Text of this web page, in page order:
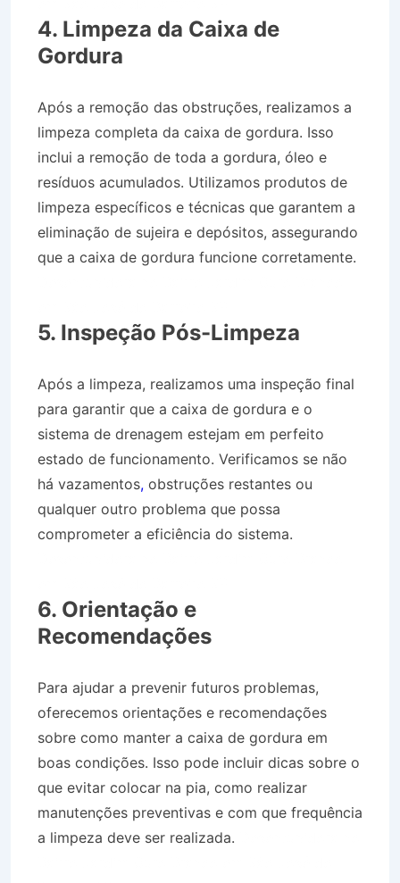
4. Limpeza da Caixa de
Gordura
Após a remoção das obstruções, realizamos a
limpeza completa da caixa de gordura. Isso
inclui a remoção de toda a gordura, óleo e
resíduos acumulados. Utilizamos produtos de
limpeza específicos e técnicas que garantem a
eliminação de sujeira e depósitos, assegurando
que a caixa de gordura funcione corretamente.
5. Inspeção Pós-Limpeza
Após a limpeza, realizamos uma inspeção final
para garantir que a caixa de gordura e o
sistema de drenagem estejam em perfeito
estado de funcionamento. Verificamos se não
há vazamentos, obstruções restantes ou
qualquer outro problema que possa
comprometer a eficiência do sistema.
6. Orientação e
Recomendações
Para ajudar a prevenir futuros problemas,
oferecemos orientações e recomendações
sobre como manter a caixa de gordura em
boas condições. Isso pode incluir dicas sobre o
que evitar colocar na pia, como realizar
manutenções preventivas e com que frequência
a limpeza deve ser realizada.